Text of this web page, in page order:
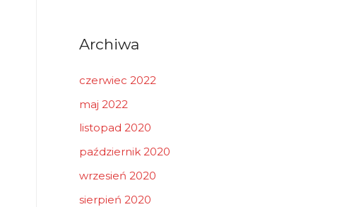
Archiwa
czerwiec 2022
maj 2022
listopad 2020
październik 2020
wrzesień 2020
sierpień 2020